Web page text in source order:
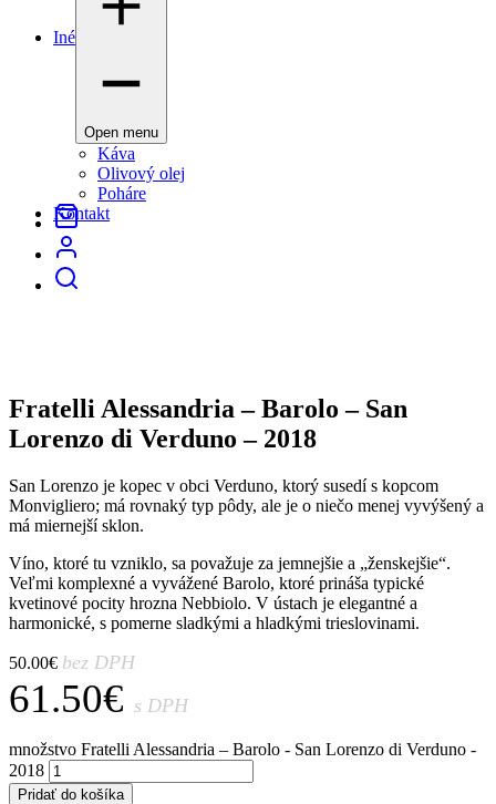
Iné
Open menu
Káva
Olivový olej
Poháre
Kontakt
Fratelli Alessandria – Barolo – San
Lorenzo di Verduno – 2018
San Lorenzo je kopec v obci Verduno, ktorý susedí s kopcom
Monvigliero; má rovnaký typ pôdy, ale je o niečo menej vyvýšený a
má miernejší sklon.
Víno, ktoré tu vzniklo, sa považuje za jemnejšie a „ženskejšie“.
Veľmi komplexné a vyvážené Barolo, ktoré prináša typické
kvetinové pocity hrozna Nebbiolo. V ústach je elegantné a
harmonické, s pomerne sladkými a hladkými trieslovinami.
50.00€ bez DPH
61.50€ s DPH
množstvo Fratelli Alessandria – Barolo - San Lorenzo di Verduno -
2018
Pridať do košíka